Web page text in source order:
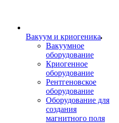
Вакуум и криогеника
Вакуумное
оборудование
Криогенное
оборудование
Рентгеновское
оборудование
Оборудование для
создания
магнитного поля